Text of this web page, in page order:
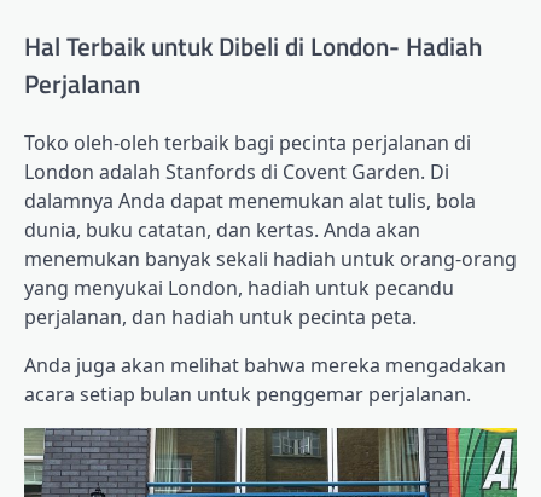
Hal Terbaik untuk Dibeli di London- Hadiah
Perjalanan
Toko oleh-oleh terbaik bagi pecinta perjalanan di
London adalah Stanfords di Covent Garden. Di
dalamnya Anda dapat menemukan alat tulis, bola
dunia, buku catatan, dan kertas. Anda akan
menemukan banyak sekali hadiah untuk orang-orang
yang menyukai London, hadiah untuk pecandu
perjalanan, dan hadiah untuk pecinta peta.
Anda juga akan melihat bahwa mereka mengadakan
acara setiap bulan untuk penggemar perjalanan.